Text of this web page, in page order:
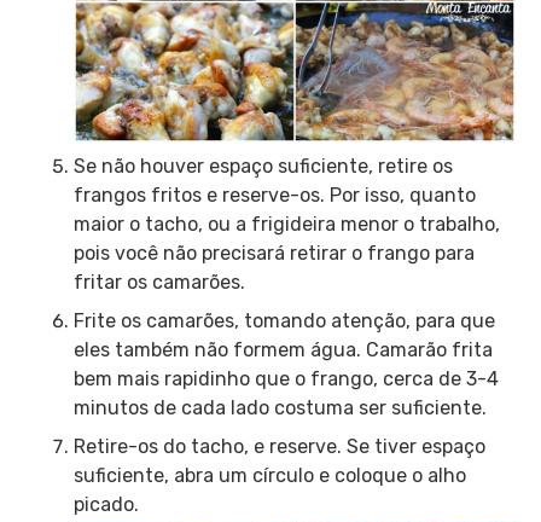
Se não houver espaço suficiente, retire os
frangos fritos e reserve-os. Por isso, quanto
maior o tacho, ou a frigideira menor o trabalho,
pois você não precisará retirar o frango para
fritar os camarões.
Frite os camarões, tomando atenção, para que
eles também não formem água. Camarão frita
bem mais rapidinho que o frango, cerca de 3-4
minutos de cada lado costuma ser suficiente.
Retire-os do tacho, e reserve. Se tiver espaço
suficiente, abra um círculo e coloque o alho
picado.